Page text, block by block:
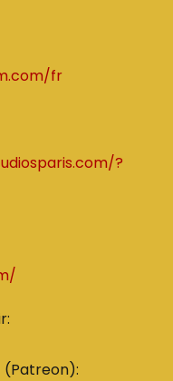
fr
?
(Patreon):